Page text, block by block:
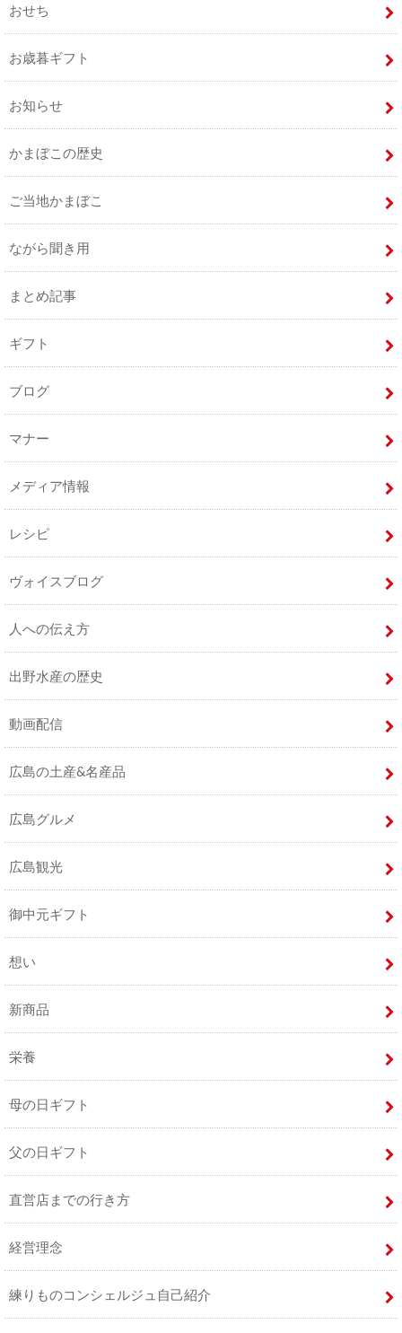
おせち
お歳暮ギフト
お知らせ
かまぼこの歴史
ご当地かまぼこ
ながら聞き用
まとめ記事
ギフト
ブログ
マナー
メディア情報
レシピ
ヴォイスブログ
人への伝え方
出野水産の歴史
動画配信
広島の土産&名産品
広島グルメ
広島観光
御中元ギフト
想い
新商品
栄養
母の日ギフト
父の日ギフト
直営店までの行き方
経営理念
練りものコンシェルジュ自己紹介